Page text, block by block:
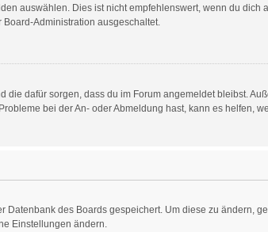
auswählen. Dies ist nicht empfehlenswert, wenn du
Administration ausgeschaltet.
die dafür sorgen, dass du im Forum angemeldet bleibst.
bei der An- oder Abmeldung hast, kann es helfen,
des Boards gespeichert. Um diese zu ändern,
Einstellungen ändern.